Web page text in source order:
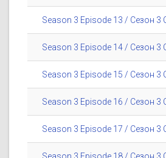
Season 3 Episode 13 / Сезон 3
Season 3 Episode 14 / Сезон 3
Season 3 Episode 15 / Сезон 3
Season 3 Episode 16 / Сезон 3
Season 3 Episode 17 / Сезон 3